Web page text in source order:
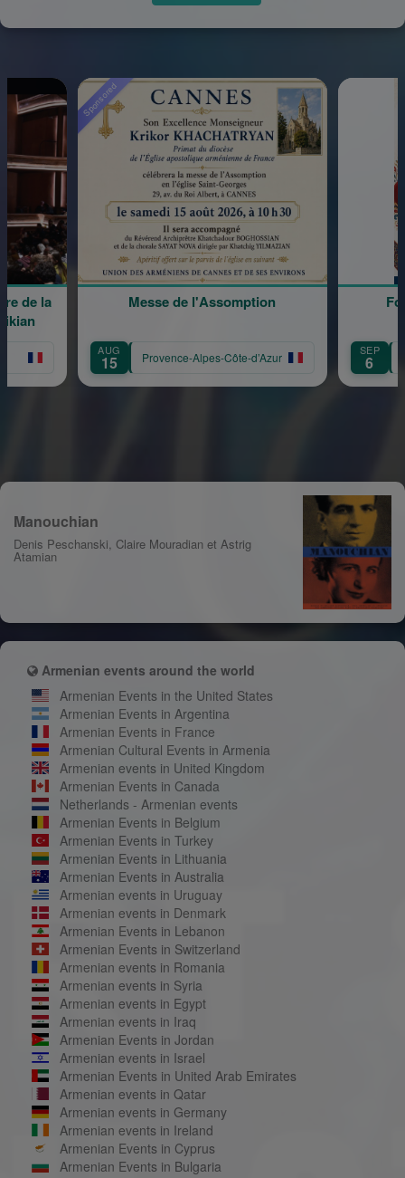
Messe de l'Assomption
Provence-Alpes-Côte-d’Azur
Forum des
6 Provence-Alpes-Côte-
Manouchian
Denis Peschanski, Claire Mouradian et Astrig
Atamian
Armenian events around the world
Armenian Events in the United States
Armenian Events in Argentina
Armenian Events in France
Armenian Cultural Events in Armenia
Armenian events in United Kingdom
Armenian Events in Canada
Netherlands - Armenian events
Armenian Events in Belgium
Armenian Events in Turkey
Armenian Events in Lithuania
Armenian Events in Australia
Armenian events in Uruguay
Armenian events in Denmark
Armenian Events in Lebanon
Armenian Events in Switzerland
Armenian events in Romania
Armenian events in Syria
Armenian events in Egypt
Armenian events in Iraq
Armenian Events in Jordan
Armenian events in Israel
Armenian Events in United Arab Emirates
Armenian events in Qatar
Armenian events in Germany
Armenian events in Ireland
Armenian Events in Cyprus
Armenian Events in Bulgaria